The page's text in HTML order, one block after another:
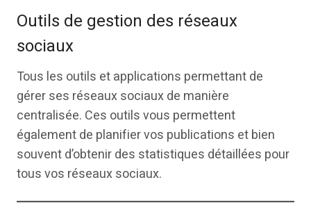
Outils de gestion des réseaux
sociaux
Tous les outils et applications permettant de
gérer ses réseaux sociaux de manière
centralisée. Ces outils vous permettent
également de planifier vos publications et bien
souvent d’obtenir des statistiques détaillées pour
tous vos réseaux sociaux.